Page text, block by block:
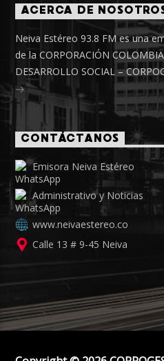
ACERCA DE
Neiva Estéreo 93.8 FM es una
de la CORPORACIÓN
DESARROLLO SOCIAL –
CONTÁCTANOS
Emisora Neiva Estéreo
Administrativo y Noticias
www.neivaestereo.co
Calle 13 # 9-45 Neiva